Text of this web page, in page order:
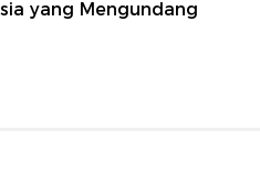
yang Mengundang